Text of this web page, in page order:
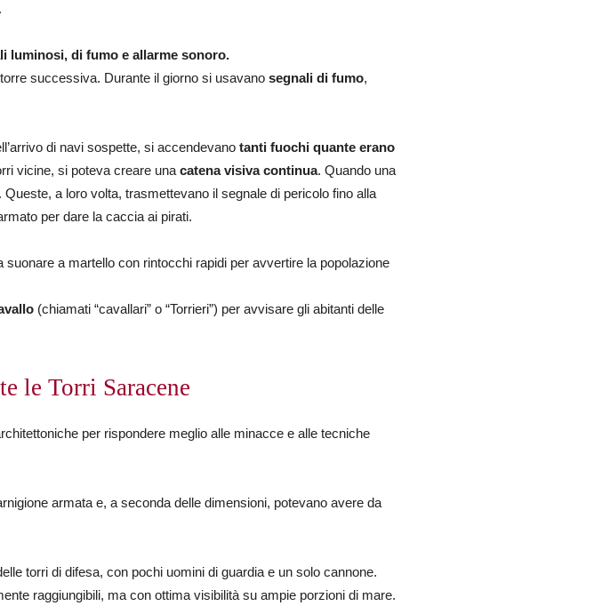
luminosi, di fumo e allarme sonoro.
successiva. Durante il giorno si usavano segnali di fumo,
di navi sospette, si accendevano tanti fuochi quante erano
vicine, si poteva creare una catena visiva continua. Quando una
a loro volta, trasmettevano il segnale di pericolo fino alla
per dare la caccia ai pirati.
suonare a martello con rintocchi rapidi per avvertire la popolazione
(chiamati “cavallari” o “Torrieri”) per avvisare gli abitanti delle
le Torri Saracene
per rispondere meglio alle minacce e alle tecniche
armata e, a seconda delle dimensioni, potevano avere da
torri di difesa, con pochi uomini di guardia e un solo cannone.
raggiungibili, ma con ottima visibilità su ampie porzioni di mare.